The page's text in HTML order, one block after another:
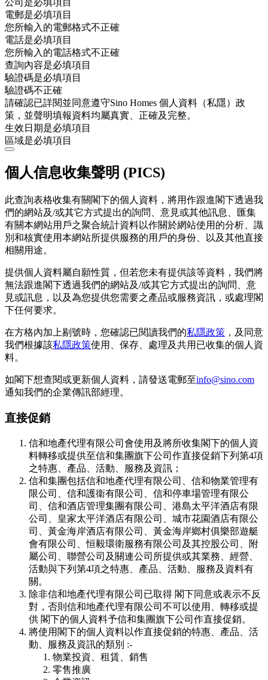
公司是必填項目
電郵是必填項目
您所輸入的電郵格式不正確
電話是必填項目
您所輸入的電話格式不正確
查詢內容是必填項目
驗證碼是必填項目
驗證碼不正確
請確認已詳閱並同意遵守Sino Homes 個人資料（私隱）政
策，並聲明填報資料均屬真實、正確及完整。
生效日期是必填項目
區域是必填項目
個人信息收集聲明 (PICS)
此查詢表格收集有關閣下的個人資料，將用作跟進閣下透過我
們的網站及/或其它方式提出的詢問、意見或其他訊息、匯集
有關本網站用戶之聚合統計資料以作關於網站使用的分析、識
別和核實使用本網站所提供服務的用戶的身份、以及其他直接
相關用途。
提供個人資料屬自願性質，但若您未有提供該等資料，我們將
無法跟進閣下透過我們的網站及/或其它方式提出的詢問、意
見或訊息，以及為您提供您需要之產品或服務資訊，或處理閣
下任何要求。
在方格內加上剔號時，您確認已閱讀我們的私隱政策 ，及同意
我們根據該私隱政策使用、保存、處理及共用已收集的個人資
料。
如閣下想查閱或更新個人資料，請發送電郵至info@sino.com
通知我們的企業傳訊部經理。
直接促銷
信和地產代理有限公司會使用及將所收集閣下的個人資
料轉移或提供至信和集團旗下公司作直接促銷下列第4項
之特惠、產品、活動、服務及資訊；
信和集團包括信和地產代理有限公司、信和物業管理有
限公司、信和護衞有限公司、信和停車場管理有限公
司、信和酒店管理集團有限公司、港島太平洋酒店有限
公司、皇家太平洋酒店有限公司、城市花園酒店有限公
司、黃金海岸酒店有限公司、黃金海岸鄉村俱樂部遊艇
會有限公司、恒毅環衛服務有限公司及其控股公司、附
屬公司、聯營公司及關連公司所提供或其業務、經營、
活動與下列第4項之特惠、產品、活動、服務及資料有
關。
除非信和地產代理有限公司已取得 閣下同意或表示不反
對，否則信和地產代理有限公司不可以使用、轉移或提
供 閣下的個人資料予信和集團旗下公司作直接促銷。
將使用閣下的個人資料以作直接促銷的特惠、產品、活
動、服務及資訊的類別 :-
物業投資、租賃、銷售
零售推廣